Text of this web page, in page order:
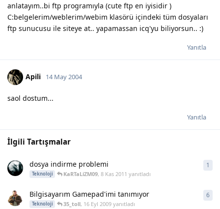
anlatayım..bi ftp programıyla (cute ftp en iyisidir )
C:belgelerim/weblerim/webim klasörü içindeki tüm dosyaları
ftp sunucusu ile siteye at.. yapamassan icq'yu biliyorsun.. :)
Yanıtla
Apili 14 May 2004
saol dostum...
Yanıtla
İlgili Tartışmalar
dosya indirme problemi
Teknoloji KaRTaLiZM09,8 Kas 2011 yanıtladı
1
Bilgisayarım Gamepad'imi tanımıyor
Teknoloji 35_toll, 16 Eyl 2009 yanıtladı
6